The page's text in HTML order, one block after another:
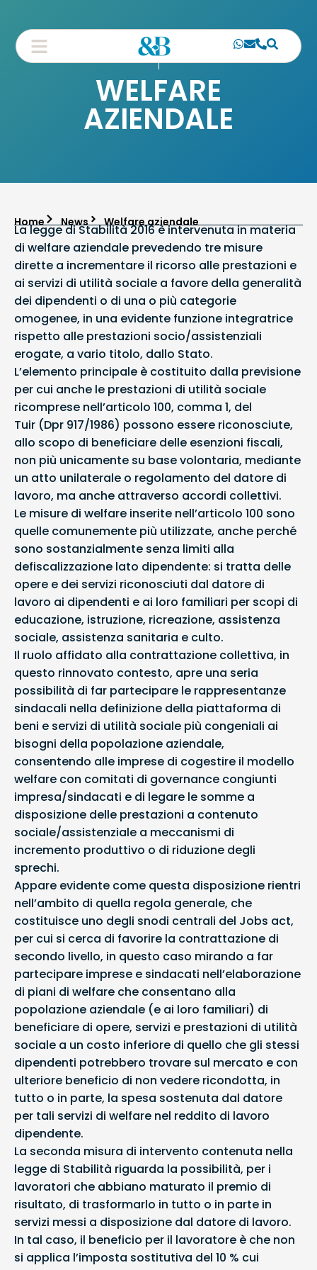
WELFARE
AZIENDALE
Home News Welfare aziendale
La legge di Stabilità 2016 è intervenuta in materia
di welfare aziendale prevedendo tre misure
dirette a incrementare il ricorso alle prestazioni e
ai servizi di utilità sociale a favore della generalità
dei dipendenti o di una o più categorie
omogenee, in una evidente funzione integratrice
rispetto alle prestazioni socio/assistenziali
erogate, a vario titolo, dallo Stato.
L’elemento principale è costituito dalla previsione
per cui anche le prestazioni di utilità sociale
ricomprese nell’articolo 100, comma 1, del
Tuir (Dpr 917/1986) possono essere riconosciute,
allo scopo di beneficiare delle esenzioni fiscali,
non più unicamente su base volontaria, mediante
un atto unilaterale o regolamento del datore di
lavoro, ma anche attraverso accordi collettivi.
Le misure di welfare inserite nell’articolo 100 sono
quelle comunemente più utilizzate, anche perché
sono sostanzialmente senza limiti alla
defiscalizzazione lato dipendente: si tratta delle
opere e dei servizi riconosciuti dal datore di
lavoro ai dipendenti e ai loro familiari per scopi di
educazione, istruzione, ricreazione, assistenza
sociale, assistenza sanitaria e culto.
Il ruolo affidato alla contrattazione collettiva, in
questo rinnovato contesto, apre una seria
possibilità di far partecipare le rappresentanze
sindacali nella definizione della piattaforma di
beni e servizi di utilità sociale più congeniali ai
bisogni della popolazione aziendale,
consentendo alle imprese di cogestire il modello
welfare con comitati di governance congiunti
impresa/sindacati e di legare le somme a
disposizione delle prestazioni a contenuto
sociale/assistenziale a meccanismi di
incremento produttivo o di riduzione degli
sprechi.
Appare evidente come questa disposizione rientri
nell’ambito di quella regola generale, che
costituisce uno degli snodi centrali del Jobs act,
per cui si cerca di favorire la contrattazione di
secondo livello, in questo caso mirando a far
partecipare imprese e sindacati nell’elaborazione
di piani di welfare che consentano alla
popolazione aziendale (e ai loro familiari) di
beneficiare di opere, servizi e prestazioni di utilità
sociale a un costo inferiore di quello che gli stessi
dipendenti potrebbero trovare sul mercato e con
ulteriore beneficio di non vedere ricondotta, in
tutto o in parte, la spesa sostenuta dal datore
per tali servizi di welfare nel reddito di lavoro
dipendente.
La seconda misura di intervento contenuta nella
legge di Stabilità riguarda la possibilità, per i
lavoratori che abbiano maturato il premio di
risultato, di trasformarlo in tutto o in parte in
servizi messi a disposizione dal datore di lavoro.
In tal caso, il beneficio per il lavoratore è che non
si applica l’imposta sostitutiva del 10 % cui